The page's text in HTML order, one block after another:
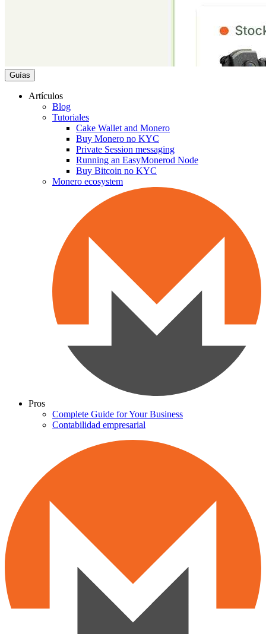
Guías
Artículos
Blog
Tutoriales
Cake Wallet and Monero
Buy Monero no KYC
Private Session messaging
Running an EasyMonerod Node
Buy Bitcoin no KYC
Monero ecosystem
Pros
Complete Guide for Your Business
Contabilidad empresarial